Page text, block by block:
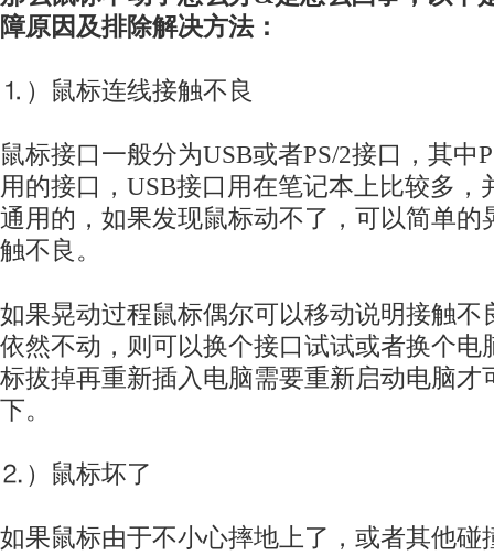
障原因及排除解决方法：
⒈）鼠标连线接触不良
鼠标接口一般分为USB或者PS/2接口，其中
用的接口，USB接口用在笔记本上比较多，
通用的，如果发现鼠标动不了，可以简单的
触不良。
如果晃动过程鼠标偶尔可以移动说明接触不
依然不动，则可以换个接口试试或者换个电
标拔掉再重新插入电脑需要重新启动电脑才
下。
⒉）鼠标坏了
如果鼠标由于不小心摔地上了，或者其他碰